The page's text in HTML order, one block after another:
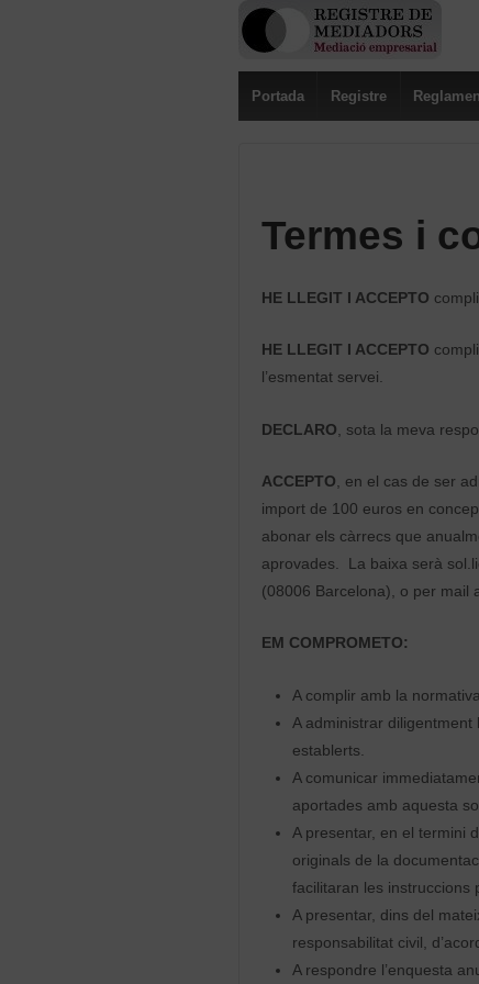
Portada Registre
Termes i
HE LLEGIT I ACCEPTO
HE LLEGIT I ACCEPTO
l’esmentat servei.
DECLARO , sota la meva
ACCEPTO , en el cas de ser
import de 100 euros en
abonar els càrrecs que
aprovades. La baixa serà
(08006 Barcelona), o per mail
EM COMPROMETO:
A complir amb la
A administrar
establerts.
A comunicar
aportades amb aquesta
A presentar, en el termini
originals de la
facilitaran les instruccions
A presentar, dins del
responsabilitat civil,
A respondre l’enquesta